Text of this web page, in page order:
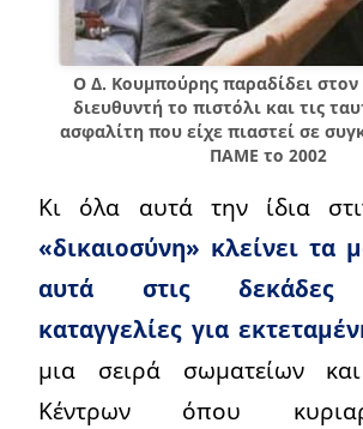
Ο Δ. Κουμπούρης παραδίδει στον
διευθυντή το πιστόλι και τις
ασφαλίτη που είχε πιαστεί σε
ΠΑΜΕ το 2002
Κι όλα αυτά την ίδια
«δικαιοσύνη» κλείνει τα
αυτά στις δεκάδες
καταγγελίες για
μια σειρά σωματείων
Κέντρων όπου